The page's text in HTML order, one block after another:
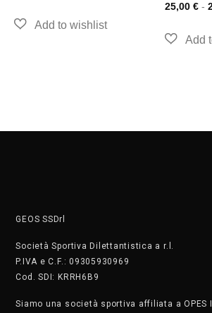
25,00 € -
GEOS SSDrl
Società Sportiva Dilettantistica a r.l.
P.IVA e C.F.: 09305930969
Cod. SDI: KRRH6B9
Siamo una società sportiva affiliata a OPES